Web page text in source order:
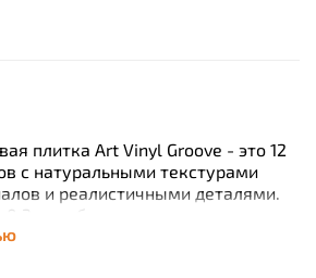
плитка Art Vinyl Groove - это 12
с натуральными текстурами
и реалистичными деталями.
0,3 мм обеспечивает покрытию
а дополнительный